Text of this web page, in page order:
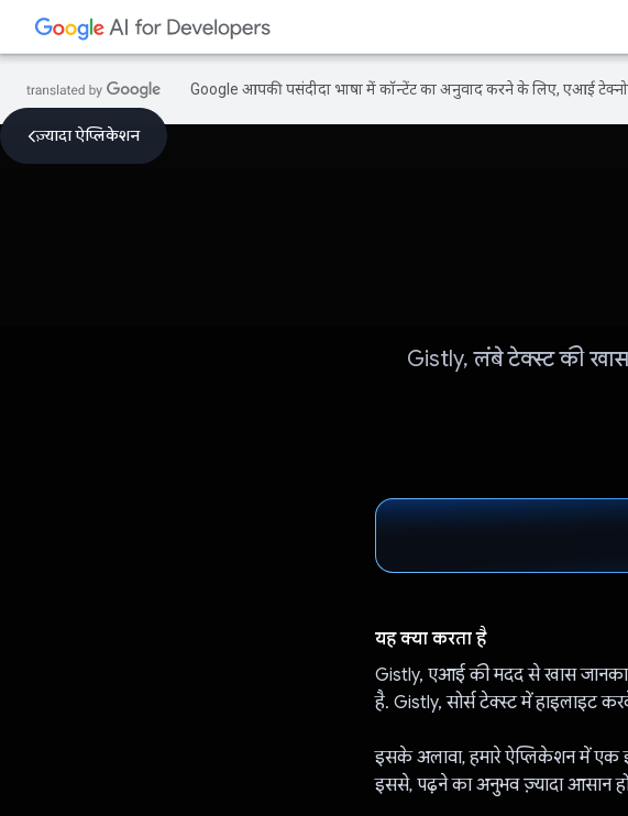
Google आपकी पसंदीदा भाषा में कॉन्टेंट का अनुवाद करने के लिए, एआई
ज़्यादा ऐप्लिकेशन
Gistly, लंबे टेक्स्ट की
यह क्या करता है
Gistly, एआई की मदद से खास
है. Gistly, सोर्स टेक्स्ट में हाइलाइट
इसके अलावा, हमारे ऐप्लिकेशन में एक
इससे, पढ़ने का अनुभव ज़्यादा आसान